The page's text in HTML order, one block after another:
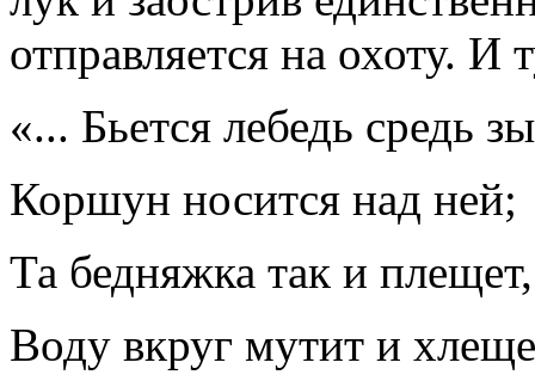
отправляется на охоту. И
«... Бьется лебедь средь
Коршун носится над ней;
Та бедняжка так и плещет,
Воду вкруг мутит и